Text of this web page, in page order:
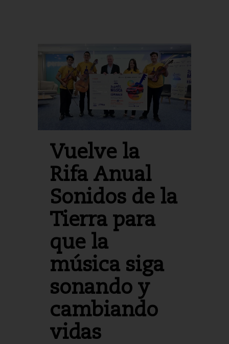
Vuelve la
Rifa Anual
Sonidos de la
Tierra para
que la
música siga
sonando y
cambiando
vidas